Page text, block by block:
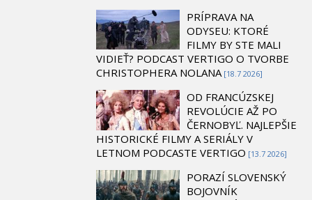
PRÍPRAVA NA
ODYSEU: KTORÉ
FILMY BY STE MALI
VIDIEŤ? PODCAST VERTIGO O TVORBE
CHRISTOPHERA NOLANA [18.7 2026]
OD FRANCÚZSKEJ
REVOLÚCIE AŽ PO
ČERNOBYĽ. NAJLEPŠIE
HISTORICKÉ FILMY A SERIÁLY V
LETNOM PODCASTE VERTIGO [13.7 2026]
PORAZÍ SLOVENSKÝ
BOJOVNÍK